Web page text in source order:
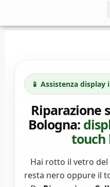
📱 Assistenza display
Riparazione
Bologna:
touch
Hai rotto il vetro
resta nero oppure il